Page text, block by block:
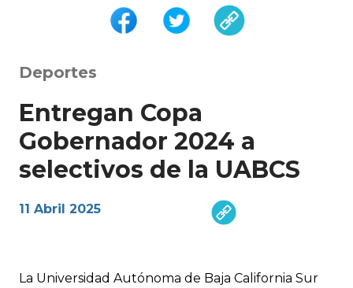
Deportes
Entregan Copa
Gobernador 2024 a
selectivos de la UABCS
11 Abril 2025
La Universidad Autónoma de Baja California Sur